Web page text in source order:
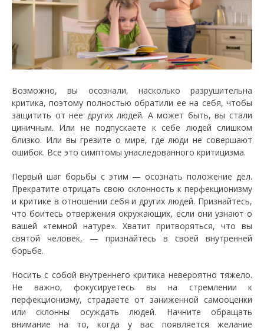
Возможно, вы осознали, насколько разрушительна
критика, поэтому полностью обратили ее на себя, чтобы
защитить от нее других людей. А может быть, вы стали
циничным. Или не подпускаете к себе людей слишком
близко. Или вы грезите о мире, где люди не совершают
ошибок. Все это симптомы унаследованного критицизма.
Первый шаг борьбы с этим — осознать положение дел.
Прекратите отрицать свою склонность к перфекционизму
и критике в отношении себя и других людей. Признайтесь,
что боитесь отвержения окружающих, если они узнают о
вашей «темной натуре». Хватит притворяться, что вы
святой человек, — признайтесь в своей внутренней
борьбе.
Носить с собой внутреннего критика невероятно тяжело.
Не важно, фокусируетесь вы на стремлении к
перфекционизму, страдаете от заниженной самооценки
или склонны осуждать людей. Начните обращать
внимание на то, когда у вас появляется желание